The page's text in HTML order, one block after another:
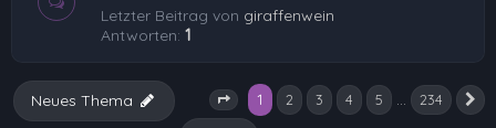
Letzter Beitrag von giraffenwein
Antworten: 1
Seite 1 von 234
1 2 3 4 5 … 234
Neues Thema